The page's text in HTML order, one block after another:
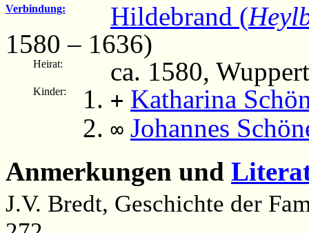
Verbindung: Hildebrand (
1580 – 1636)
Heirat: ca. 1580,
Kinder: + Katharina
∞ Johannes
Anmerkungen und
J.V. Bredt, Geschichte der